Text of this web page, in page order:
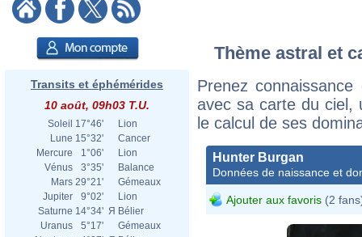
Transits et éphémérides
10 août, 09h03 T.U.
Soleil 17°46'
Lion
Lune 15°32'
Cancer
Mercure
1°06'
Lion
Vénus
3°35'
Balance
Mars 29°21'
Gémeaux
Jupiter
9°02'
Lion
Saturne 14°34' Я Bélier
Uranus
5°17'
Gémeaux
Thème astral et
Prenez
avec sa carte du ciel,
le calcul de ses
Hunter Burgan
Données de naissance et
Ajouter aux favoris (2